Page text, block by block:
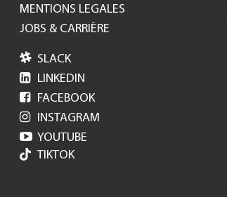
MENTIONS LEGALES
JOBS & CARRIÈRE
 SLACK
 LINKEDIN
 FACEBOOK
 INSTAGRAM
 YOUTUBE
TIKTOK